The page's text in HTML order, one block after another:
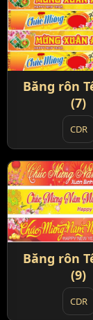
Băng rôn
(7)
CDR
Băng rôn
(9)
CDR